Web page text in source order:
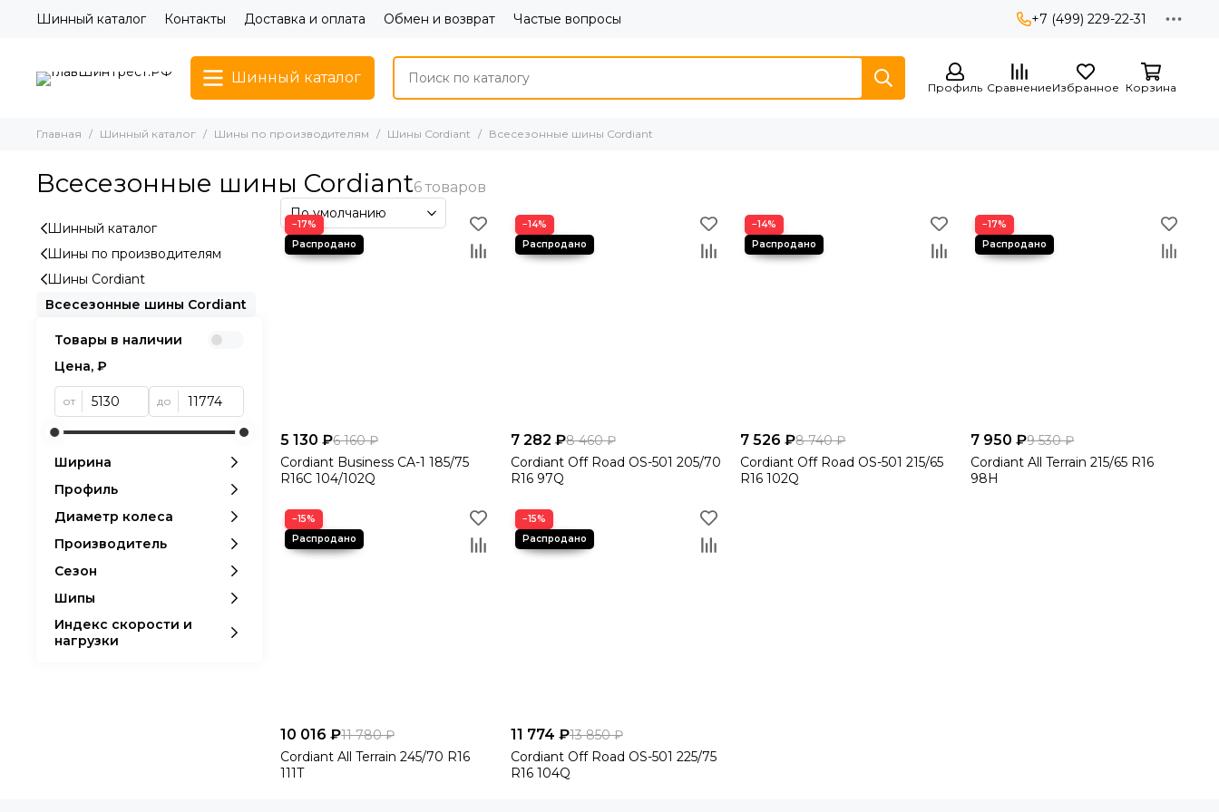
Шинный каталог Контакты Доставка и оплата Обмен и возврат Частые вопросы +7 (499) 229-22-31
Шинный каталог
Профиль СравнениеИзбранное Корзина
Главная Шинный каталог Шины по производителям Шины Cordiant Всесезонные шины Cordiant
Всесезонные шины Cordiant
−17%
5 130 ₽6 160 ₽
Cordiant Business CA-1 185/75
R16C 104/102Q
−14%
7 282 ₽8 460 ₽
Cordiant Off Road OS-501 205/70
R16 97Q
−14%
7 526 ₽8 740 ₽
Cordiant Off Road OS-501 215/65
R16 102Q
−17%
7 950 ₽9 530 ₽
Cordiant All Terrain 215/65 R16
98H
−15%
10 016 ₽11 780 ₽
Cordiant All Terrain 245/70 R16
111T
−15%
11 774 ₽13 850 ₽
Cordiant Off Road OS-501 225/75
R16 104Q
Шинный каталог
Шины по производителям
Шины Cordiant
Всесезонные шины Cordiant
Товары в наличии
Цена, ₽
от до
Ширина
Профиль
Диаметр колеса
Производитель
Сезон
Шипы
Индекс скорости и
нагрузки